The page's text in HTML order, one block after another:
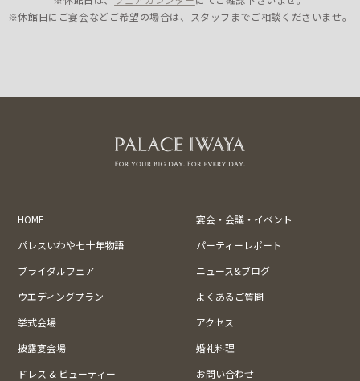
※休館日にご宴会などご希望の場合は、スタッフまでご相談くださいませ。
HOME
宴会・会議・イベント
パレスいわや七十年物語
パーティーレポート
ブライダルフェア
ニュース&ブログ
ウエディングプラン
よくあるご質問
挙式会場
アクセス
披露宴会場
婚礼料理
ドレス & ビューティー
お問い合わせ